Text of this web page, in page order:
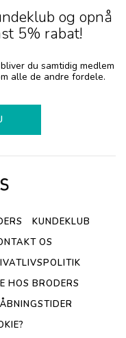
og opnå
5% rabat!
du samtidig medlem
alle de andre fordele.
KUNDEKLUB
OS
HOS BRODERS
ÅBNINGSTIDER